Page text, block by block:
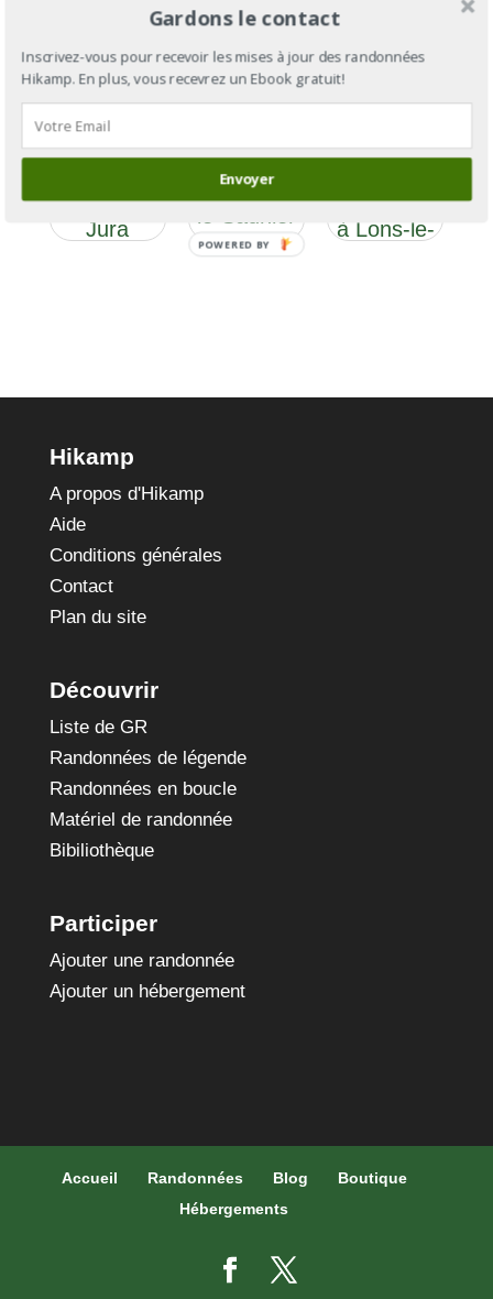
GR®59 :
Vosges au
Jura
section 3 :
de Lons-
à Culoz
section 2 :
Besançon
à Lons-le-
Hikamp
A propos d'Hikamp
Aide
Conditions générales
Contact
Plan du site
Découvrir
Liste de GR
Randonnées de légende
Randonnées en boucle
Matériel de randonnée
Bibiliothèque
Participer
Ajouter une randonnée
Ajouter un hébergement
Accueil Randonnées Blog
Boutique
Hébergements
Gardons le contact
Inscrivez-vous pour recevoir les mises à jour des randonnées
Hikamp. En plus, vous recevrez un Ebook gratuit!
Envoyer
POWERED BY